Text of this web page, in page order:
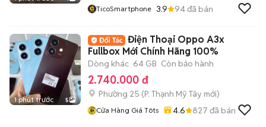
TicoSmartphone 3.9 94đã bán
1 phút trước 5
Điện Thoại Oppo A3x
Fullbox Mới Chính Hãng 100%
Dòng khác 64 GB Còn bảo hành
2.740.000 đ
Phường 25 (P. Thạnh Mỹ Tây mới)
Cửa Hàng Giá Tôts 4.6 827 đã bán